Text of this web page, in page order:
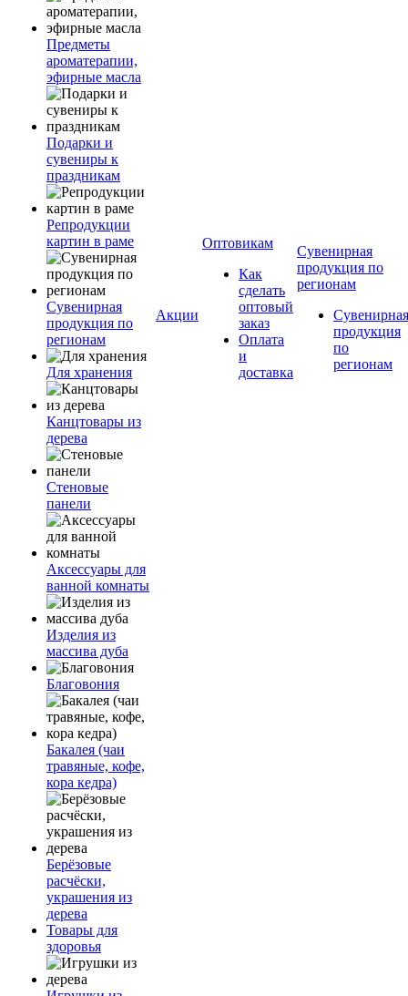
Предметы
ароматерапии,
эфирные масла
Подарки и
сувениры к
праздникам
Репродукции
картин в раме
Сувенирная
продукция по
регионам
Для хранения
Канцтовары из
дерева
Стеновые
панели
Аксессуары для
ванной комнаты
Изделия из
массива дуба
Благовония
Бакалея (чаи
травяные, кофе,
кора кедра)
Берёзовые
расчёски,
украшения из
дерева
Товары для
здоровья
Акции
Оптовикам
Как
сделать
оптовый
заказ
Оплата
и
доставка
Сувенирная
продукция по
регионам
Сувенирная
продукция
по
регионам